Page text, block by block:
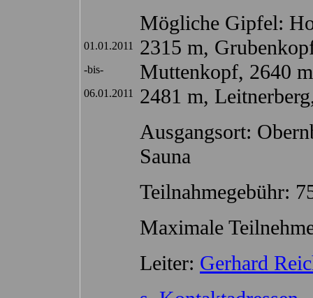
01.01.2011
-bis-
06.01.2011
Mögliche Gipfel:
2315 m,
Muttenkopf, 2640
2481 m,
Ausgangsort:
Sauna
Teilnahmegebühr:
Maximale
Leiter: Gerhard